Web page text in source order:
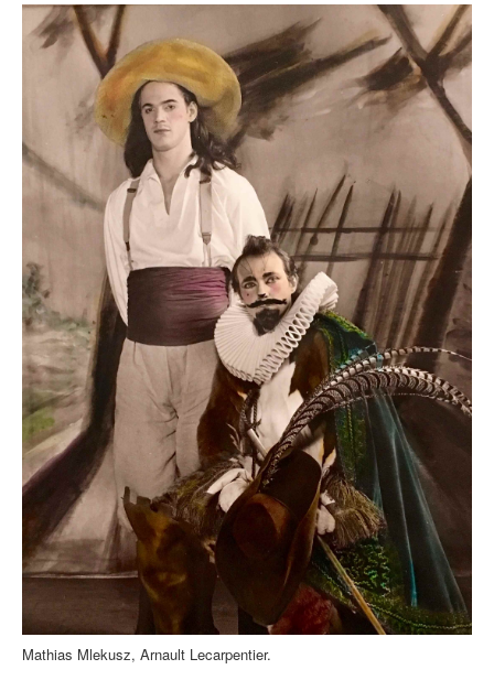
Mathias Mlekusz, Arnault Lecarpentier.